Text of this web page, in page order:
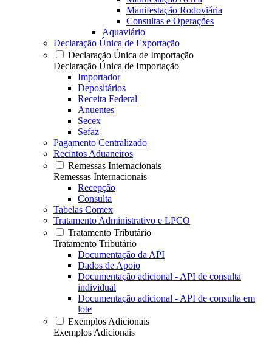
Manifestação Rodoviária
Consultas e Operações
Aquaviário
Declaração Única de Exportação
Declaração Única de Importação
Declaração Única de Importação
Importador
Depositários
Receita Federal
Anuentes
Secex
Sefaz
Pagamento Centralizado
Recintos Aduaneiros
Remessas Internacionais
Remessas Internacionais
Recepção
Consulta
Tabelas Comex
Tratamento Administrativo e LPCO
Tratamento Tributário
Tratamento Tributário
Documentação da API
Dados de Apoio
Documentação adicional - API de consulta
individual
Documentação adicional - API de consulta em
lote
Exemplos Adicionais
Exemplos Adicionais